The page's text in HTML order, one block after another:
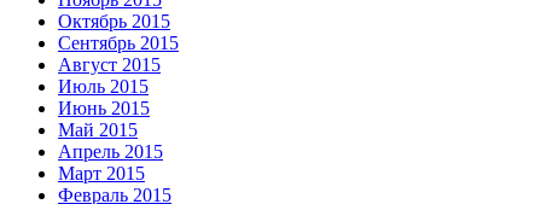
Октябрь 2015
Сентябрь 2015
Август 2015
Июль 2015
Июнь 2015
Май 2015
Апрель 2015
Март 2015
Февраль 2015